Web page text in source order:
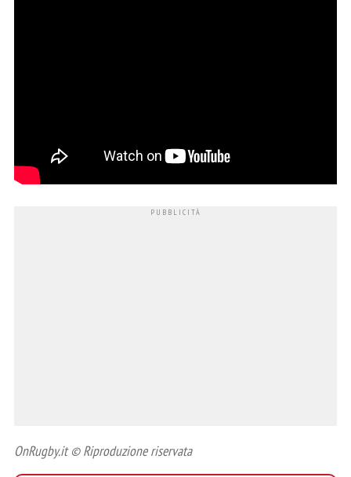
OnRugby.it © Riproduzione riservata